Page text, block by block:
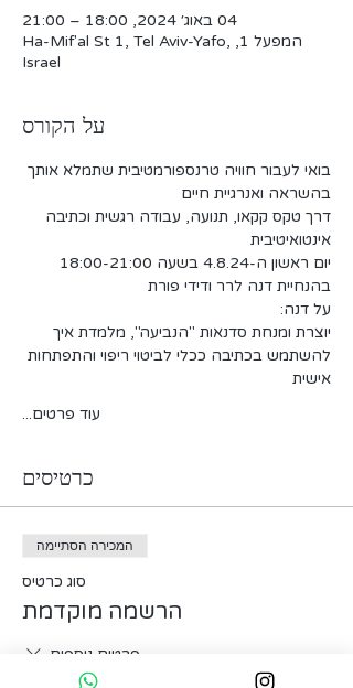
04 באוג׳ 2024, 18:00 – 21:00
המפעל 1, Ha-Mif'al St 1, Tel Aviv-Yafo,
Israel
על הקורס
בואי לעבור חוויה טרנספורמטיבית שתמלא אותך
בהשראה ואנרגיית חיים
דרך טקס קקאו, תנועה, עבודה רגשית וכתיבה
אינטואיטיבית
יום ראשון ה-4.8.24 בשעה 18:00-21:00
בהנחיית דנה לרר ודידי פורת
על דנה:
יוצרת ומנחת סדנאות "הנביעה", מלמדת איך
להשתמש בכתיבה ככלי לביטוי ריפוי והתפתחות
אישית
עוד פרטים...
כרטיסים
המכירה הסתיימה
סוג כרטיס
הרשמה מוקדמת
פרטים נוספים